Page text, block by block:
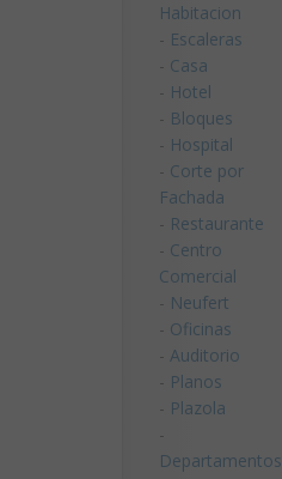
Habitacion
- Escaleras
- Casa
- Hotel
- Bloques
- Hospital
- Corte por
Fachada
- Restaurante
- Centro
Comercial
- Neufert
- Oficinas
- Auditorio
- Planos
- Plazola
-
Departamentos